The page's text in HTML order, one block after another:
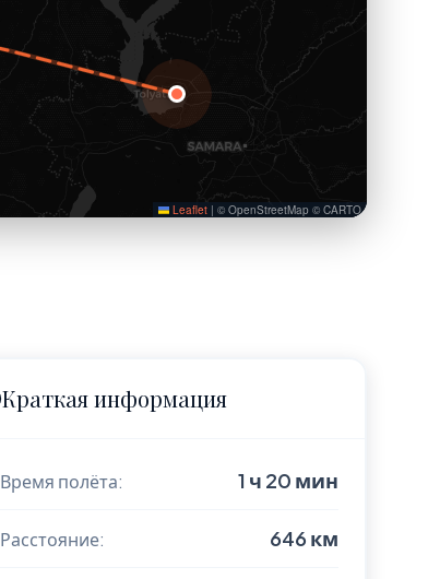
Leaflet | © OpenStreetMap © CARTO
Краткая информация
Время полёта: 1 ч 20 мин
Расстояние: 646 км